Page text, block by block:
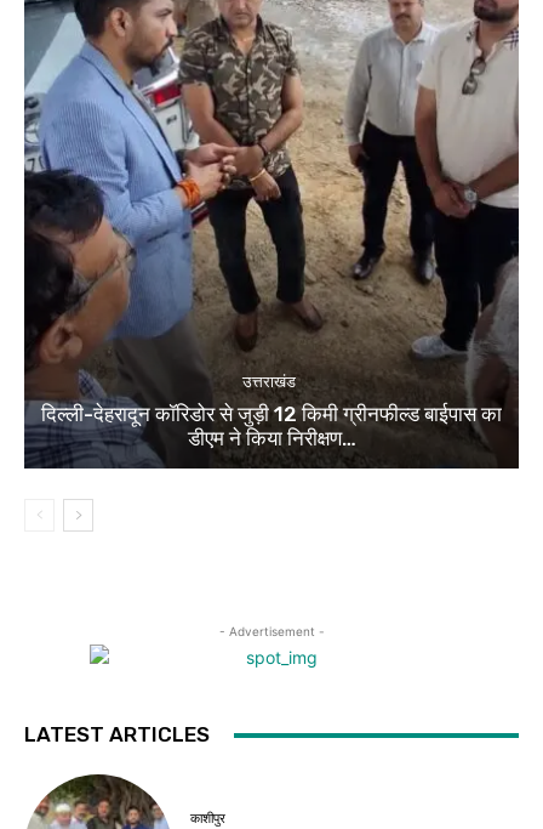
उत्तराखंड
दिल्ली-देहरादून कॉरिडोर से जुड़ी 12 किमी ग्रीनफील्ड बाईपास का
डीएम ने किया निरीक्षण…
- Advertisement -
LATEST ARTICLES
काशीपुर